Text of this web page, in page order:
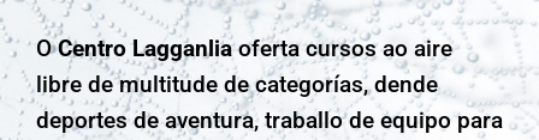
OCentro Lagganliaoferta cursos ao aire
libre de multitude de categorías, dende
deportes de aventura, traballo de equipo para